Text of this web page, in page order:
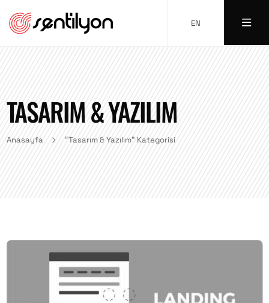
EN
TASARIM & YAZILIM
Anasayfa “Tasarım & Yazılım” Kategorisi